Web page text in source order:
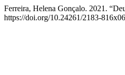
Ferreira, Helena Gonçalo. 2021.
https://doi.org/10.24261/2183-